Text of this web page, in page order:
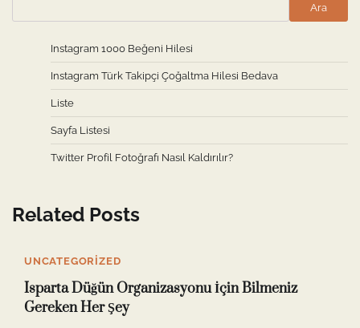
Ara
Instagram 1000 Beğeni Hilesi
Instagram Türk Takipçi Çoğaltma Hilesi Bedava
Liste
Sayfa Listesi
Twitter Profil Fotoğrafı Nasıl Kaldırılır?
Related Posts
UNCATEGORIZED
Isparta Düğün Organizasyonu İçin Bilmeniz
Gereken Her Şey